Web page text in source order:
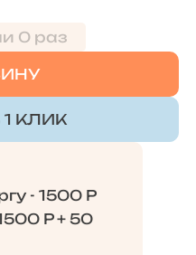
0 раз
КЛИК
- 1500 Р
Р + 50